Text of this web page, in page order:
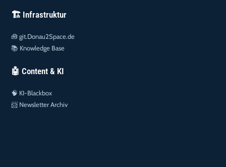
🏗️ Infrastruktur
🧰git.Donau2Space.de
📚 Knowledge Base
🤖 Content & KI
🧠 KI-Blackbox
📨 Newsletter Archiv